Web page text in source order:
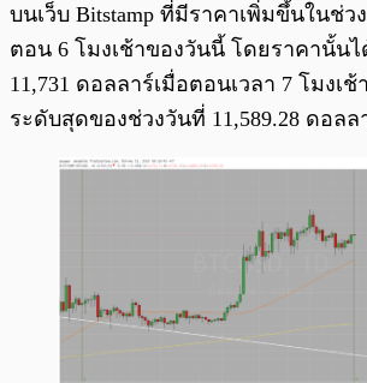
บนเว็บ Bitstamp ที่มีราคาเพิ่มขึ้นในช่ว
ตอน 6 โมงเช้าของวันนี้ โดยราคานั้น
11,731 ดอลลาร์เมื่อตอนเวลา 7 โมงเ
ระดับสุดของช่วงวันที่ 11,589.28 ดอลล